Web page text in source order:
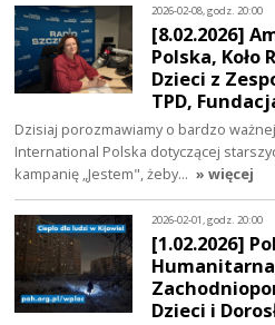
2026-02-08, godz. 20:00
[8.02.2026]
Polska, Koło
Dzieci z
TPD,
Dzisiaj porozmawiamy o bardzo
International Polska dotyczącej
kampanię „Jestem", żeby… » więcej
2026-02-01, godz. 20:00
[1.02.2026]
Dzieci i